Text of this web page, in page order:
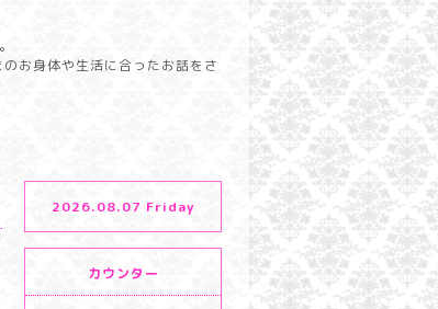
お身体や生活に合ったお話をさ
2026.08.07 Friday
カウンター